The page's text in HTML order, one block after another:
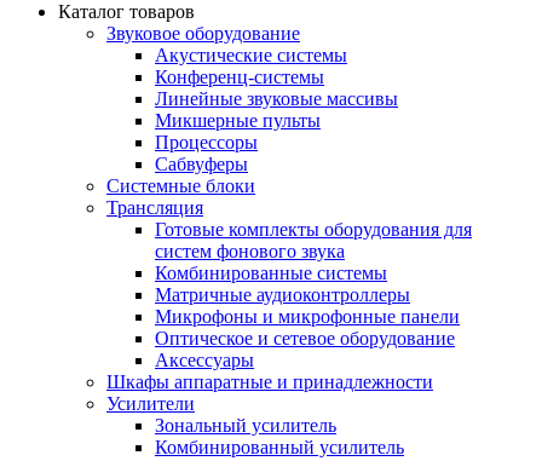
Каталог товаров
Звуковое оборудование
Акустические системы
Конференц-системы
Линейные звуковые массивы
Микшерные пульты
Процессоры
Сабвуферы
Системные блоки
Трансляция
Готовые комплекты оборудования для
систем фонового звука
Комбинированные системы
Матричные аудиоконтроллеры
Микрофоны и микрофонные панели
Оптическое и сетевое оборудование
Аксессуары
Шкафы аппаратные и принадлежности
Усилители
Зональный усилитель
Комбинированный усилитель